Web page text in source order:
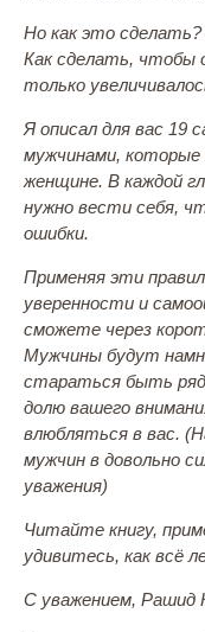
Но как это
Как сделать, чтобы
только
Я описал для вас 19
мужчинами, которые
женщине. В каждой
нужно вести себя,
ошибки.
Применяя эти
уверенности и
сможете через
Мужчины будут
стараться быть
долю вашего
влюбляться в вас.
мужчин в довольно
уважения)
Читайте книгу,
удивитесь, как всё
С уважением, Рашид